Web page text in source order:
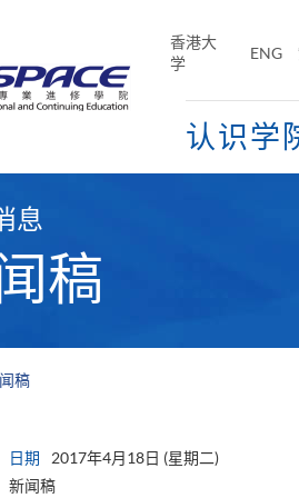
香港大
学
ENG
认识学
息
稿
稿
日期
2017年4月18日 (星期二)
新闻稿